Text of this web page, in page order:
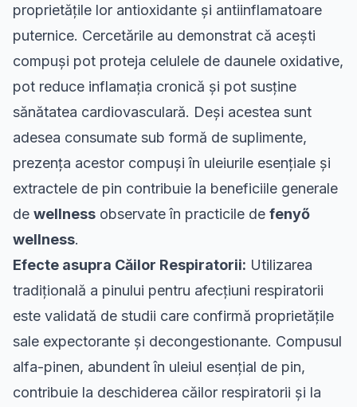
proprietățile lor antioxidante și antiinflamatoare
puternice. Cercetările au demonstrat că acești
compuși pot proteja celulele de daunele oxidative,
pot reduce inflamația cronică și pot susține
sănătatea cardiovasculară. Deși acestea sunt
adesea consumate sub formă de suplimente,
prezența acestor compuși în uleiurile esențiale și
extractele de pin contribuie la beneficiile generale
de wellness observate în practicile de fenyő
wellness.
Efecte asupra Căilor Respiratorii: Utilizarea
tradițională a pinului pentru afecțiuni respiratorii
este validată de studii care confirmă proprietățile
sale expectorante și decongestionante. Compusul
alfa-pinen, abundent în uleiul esențial de pin,
contribuie la deschiderea căilor respiratorii și la